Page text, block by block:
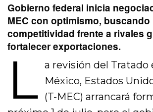
Gobierno federal inicia
MEC con optimismo,
competitividad frente a rivales
fortalecer exportaciones.
L a revisión del Tratado
México, Estados
(T-MEC) arrancará